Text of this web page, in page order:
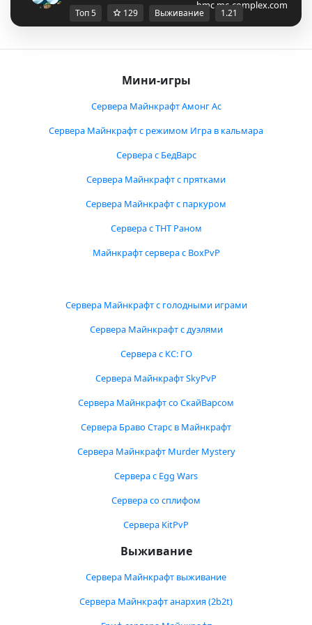
bmc.mc-complex.com
Топ 5 129 Выживание 1.21
Мини-игры
Сервера Майнкрафт Амонг Ас
Сервера Майнкрафт с режимом Игра в кальмара
Сервера с БедВарс
Сервера Майнкрафт с прятками
Сервера Майнкрафт с паркуром
Сервера с ТНТ Раном
Майнкрафт сервера с BoxPvP
Сервера Майнкрафт с голодными играми
Сервера Майнкрафт с дуэлями
Сервера с КС: ГО
Сервера Майнкрафт SkyPvP
Сервера Майнкрафт со СкайВарсом
Сервера Браво Старс в Майнкрафт
Сервера Майнкрафт Murder Mystery
Сервера с Egg Wars
Сервера со сплифом
Сервера KitPvP
Выживание
Сервера Майнкрафт выживание
Сервера Майнкрафт анархия (2b2t)